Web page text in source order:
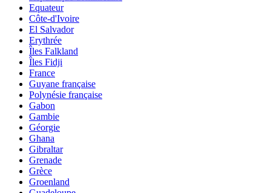
Equateur
Côte-d'Ivoire
El Salvador
Erythrée
Îles Falkland
Îles Fidji
France
Guyane française
Polynésie française
Gabon
Gambie
Géorgie
Ghana
Gibraltar
Grenade
Grèce
Groenland